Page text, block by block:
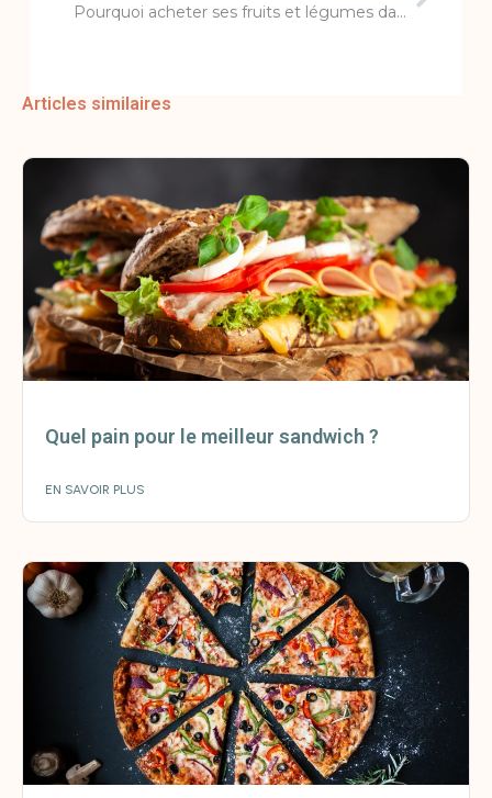
Pourquoi acheter ses fruits et légumes dans un magasin bio ?
Articles similaires
Quel pain pour le meilleur sandwich ?
EN SAVOIR PLUS